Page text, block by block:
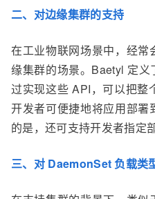
二、对边缘集群的支持
在工业物联网场景中，经常
缘集群的场景。Baetyl 定
过实现这些 API，可以把整
开发者可便捷地将应用部署
的是，还可支持开发者指定
三、对 DaemonSet 负载类